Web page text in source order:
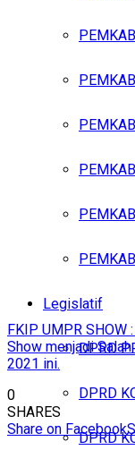
Legislatif
DPRD
DPRD
DPRD
FKIP UMPR SHOW
Show menjadi
2021 ini.
0
SHARES
Share on Facebook